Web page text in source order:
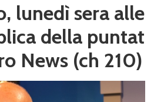
lunedì sera alle
della puntat
News (ch 210)